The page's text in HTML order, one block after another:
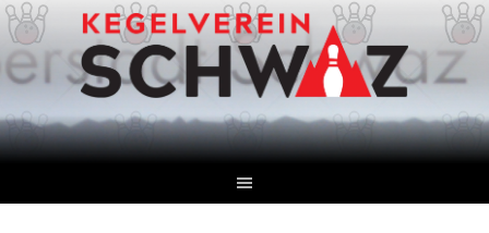
Springe
zum
Inhalt